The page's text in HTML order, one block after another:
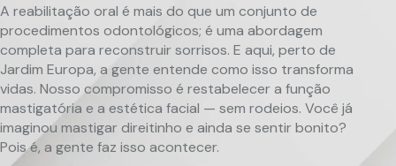
A reabilitação oral é mais do que um conjunto de
procedimentos odontológicos; é uma abordagem
completa para reconstruir sorrisos. E aqui, perto de
Jardim Europa, a gente entende como isso transforma
vidas. Nosso compromisso é restabelecer a função
mastigatória e a estética facial — sem rodeios. Você já
imaginou mastigar direitinho e ainda se sentir bonito?
Pois é, a gente faz isso acontecer.